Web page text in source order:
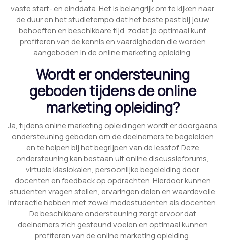
vaste start- en einddata. Het is belangrijk om te kijken naar
de duur en het studietempo dat het beste past bij jouw
behoeften en beschikbare tijd, zodat je optimaal kunt
profiteren van de kennis en vaardigheden die worden
aangeboden in de online marketing opleiding.
Wordt er ondersteuning
geboden tijdens de online
marketing opleiding?
Ja, tijdens online marketing opleidingen wordt er doorgaans
ondersteuning geboden om de deelnemers te begeleiden
en te helpen bij het begrijpen van de lesstof. Deze
ondersteuning kan bestaan uit online discussieforums,
virtuele klaslokalen, persoonlijke begeleiding door
docenten en feedback op opdrachten. Hierdoor kunnen
studenten vragen stellen, ervaringen delen en waardevolle
interactie hebben met zowel medestudenten als docenten.
De beschikbare ondersteuning zorgt ervoor dat
deelnemers zich gesteund voelen en optimaal kunnen
profiteren van de online marketing opleiding.